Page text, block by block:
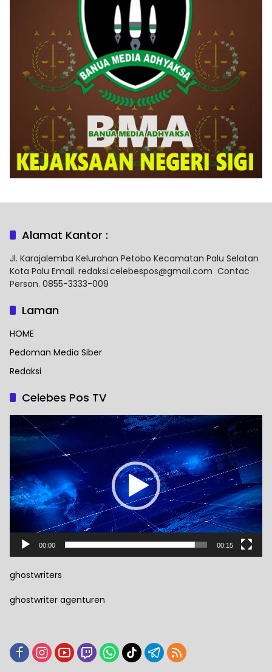
Alamat Kantor :
Jl. Karajalemba Kelurahan Petobo Kecamatan Palu Selatan
Kota Palu Email. redaksi.celebespos@gmail.com Contac
Person. 0855-3333-009
Laman
HOME
Pedoman Media Siber
Redaksi
Celebes Pos TV
Pemutar
Video
00:00 00:15
ghostwriters
ghostwriter agenturen